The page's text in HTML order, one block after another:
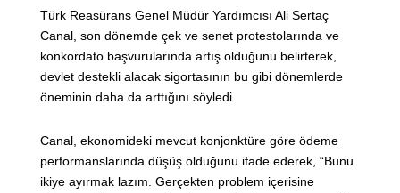
Türk Reasürans Genel Müdür Yardımcısı Ali Sertaç
Canal, son dönemde çek ve senet protestolarında ve
konkordato başvurularında artış olduğunu belirterek,
devlet destekli alacak sigortasının bu gibi dönemlerde
öneminin daha da arttığını söyledi.
Canal, ekonomideki mevcut konjonktüre göre ödeme
performanslarında düşüş olduğunu ifade ederek, “Bunu
ikiye ayırmak lazım. Gerçekten problem içerisine